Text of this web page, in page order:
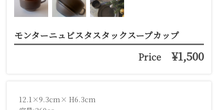
モンターニュビスタスタックスープカップ
Price ¥1,500
12.1×9.3cm× H6.3cm